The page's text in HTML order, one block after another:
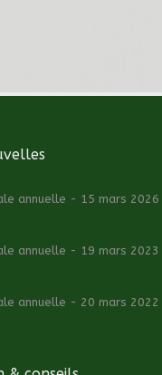
annuelle - 15 mars 2026
annuelle - 19 mars 2023
annuelle - 20 mars 2022